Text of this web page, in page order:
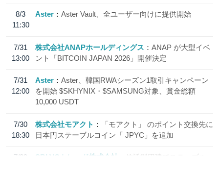
8/3
11:30
Aster Aster Vault、全ユーザー向けに提供開始
7/31
13:00
株式会社ANAPホールディングス
ANAP が大型イベ
ント「BITCOIN JAPAN 2026」開催決定
7/31
12:00
Aster
Aster、韓国RWAシーズン1取引キャンペーン
を開始 $SKHYNIX・$SAMSUNG対象、賞金総額
10,000 USDT
7/30
18:30
株式会社モアクト
「モアクト」 のポイント交換先に
日本円ステーブルコイン「 JPYC」を追加
7/29
SBI VCトレード株式会社
信託型円建てステーブル